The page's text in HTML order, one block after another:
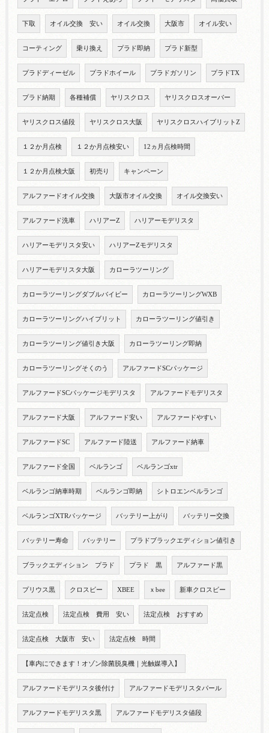
下取 オイル交換 安い オイル交換 大阪市 オイル安い
コーティング 乗り換え プラド即納 プラド新型
プラドディーゼル プラドホイール プラドガソリン プラドTX
プラド納期 各種補償 ヤリスクロス ヤリスクロスオーバー
ヤリスクロス値段 ヤリスクロス大阪 ヤリスクロスハイブリットZ
１２か月点検 １２か月点検安い 12ヵ月点検時間
１２か月点検大阪 初売り キャンペーン
アルファードオイル交換 大阪市オイル交換 オイル交換安い
アルファード洗車 ハリアーZ ハリアーモデリスタ
ハリアーモデリスタ安い ハリアーZモデリスタ
ハリアーモデリスタ大阪 カローラツーリング
カローラツーリングダブルバイビー カローラツーリングWXB
カローラツーリングハイブリット カローラツーリング値引き
カローラツーリング値引き大阪 カローラツーリング即納
カローラツーリングそくのう アルファードSCパッケージ
アルファードSCパッケージモデリスタ アルファードモデリスタ
アルファード大阪 アルファード安い アルファードやすい
アルファードSC アルファード陸送 アルファード納車
アルファード全国 ベルランゴ ベルランゴxtr
ベルランゴ納車時期 ベルランゴ即納 シトロエンベルランゴ
ベルランゴXTRパッケージ バッテリー上がり バッテリー交換
バッテリー寿命 バッテリー プラドブラックエディション値引き
ブラックエディション プラド プラド 黒 アルファード黒
プリウス黒 クロスビー XBEE ｘbee 新車クロスビー
法定点検 法定点検 費用 安い 法定点検 おすすめ
法定点検 大阪市 安い 法定点検 時間
【車内にできます！オゾン除菌脱臭機｜光触媒導入】
アルファードモデリスタ後付け アルファードモデリスタパール
アルファードモデリスタ黒 アルファードモデリスタ値段